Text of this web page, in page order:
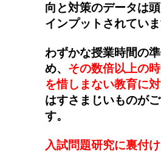
向と対策のデータは
インプットされてい
わずかな授業時間の
め、 その数倍以上の
を惜しまない教育に
はすさまじいものが
す。
入試問題研究に裏付